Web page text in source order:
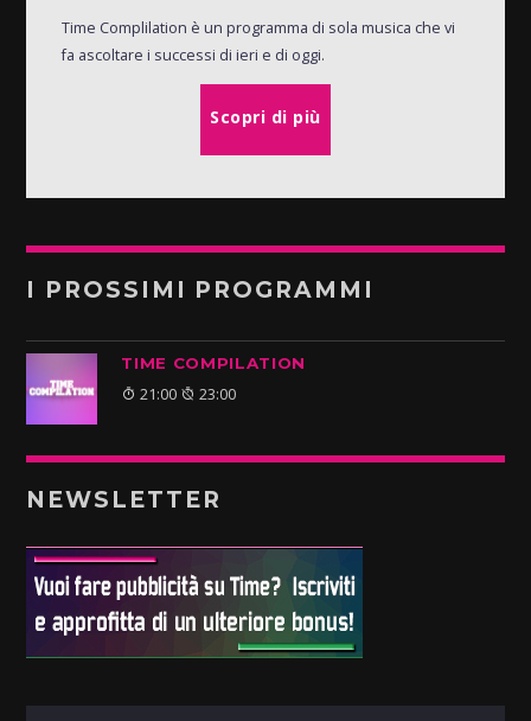
Time Complilation è un programma di sola musica che vi
fa ascoltare i successi di ieri e di oggi.
Scopri di più
I PROSSIMI PROGRAMMI
TIME COMPILATION
21:00 23:00
NEWSLETTER